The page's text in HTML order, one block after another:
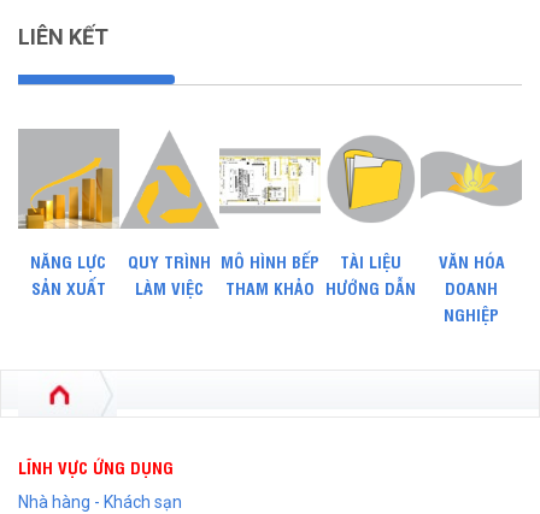
LIÊN KẾT
NĂNG LỰC
SẢN XUẤT
QUY TRÌNH
LÀM VIỆC
MÔ HÌNH BẾP
THAM KHẢO
TÀI LIỆU
HƯỚNG DẪN
VĂN HÓA
DOANH
NGHIỆP
LĨNH VỰC ỨNG DỤNG
Nhà hàng - Khách sạn